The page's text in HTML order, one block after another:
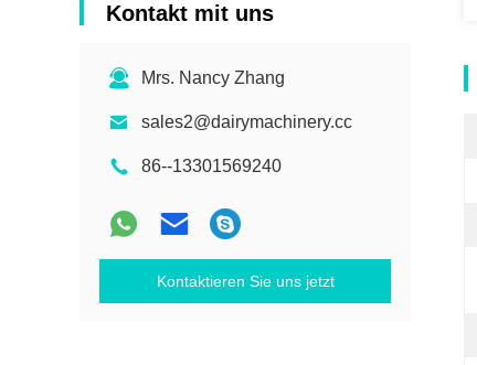
Kontakt mit uns
Mrs. Nancy Zhang
sales2@dairymachinery.cc
86--13301569240
Kontaktieren Sie uns jetzt